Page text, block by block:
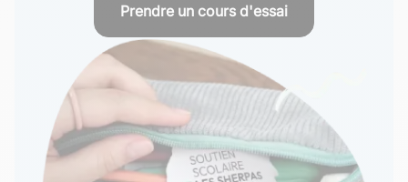
Prendre un cours d'essai